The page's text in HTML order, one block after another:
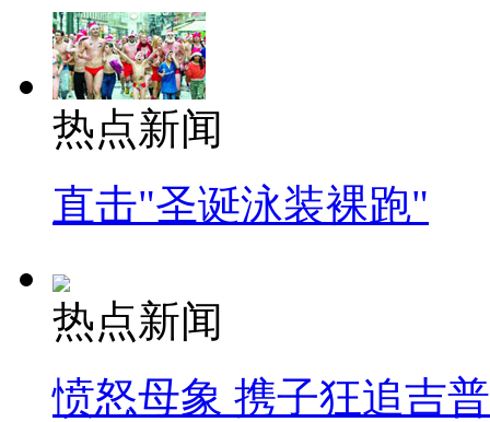
热点新闻
直击"圣诞泳装裸跑"
热点新闻
愤怒母象 携子狂追吉